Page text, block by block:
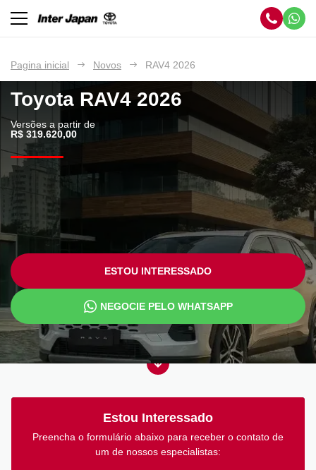
Pagina inicial Novos RAV4 2026
Toyota RAV4 2026
Versões a partir de
R$ 319.620,00
ESTOU INTERESSADO
NEGOCIE PELO WHATSAPP
Estou Interessado
Preencha o formulário abaixo para receber o contato de
um de nossos especialistas: